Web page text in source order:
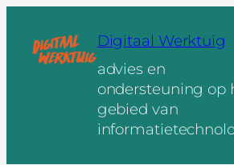
naar
Digitaal Werktuig
advies en
ondersteuning op
gebied van